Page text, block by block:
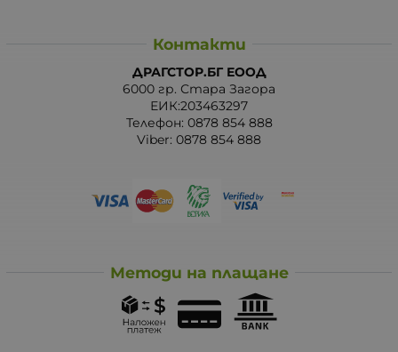
Контакти
ДРАГСТОР.БГ ЕООД
6000 гр. Стара Загора
ЕИК:203463297
Телефон: 0878 854 888
Viber: 0878 854 888
Методи на плащане